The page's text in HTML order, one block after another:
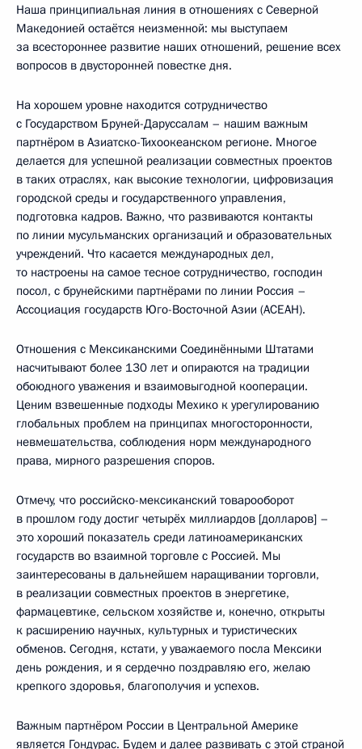
Наша принципиальная линия в отношениях с Северной
Македонией остаётся неизменной: мы выступаем
за всестороннее развитие наших отношений, решение всех
вопросов в двусторонней повестке дня.
На хорошем уровне находится сотрудничество
с Государством Бруней-Даруссалам – нашим важным
партнёром в Азиатско-Тихоокеанском регионе. Многое
делается для успешной реализации совместных проектов
в таких отраслях, как высокие технологии, цифровизация
городской среды и государственного управления,
подготовка кадров. Важно, что развиваются контакты
по линии мусульманских организаций и образовательных
учреждений. Что касается международных дел,
то настроены на самое тесное сотрудничество, господин
посол, с брунейскими партнёрами по линии Россия –
Ассоциация государств Юго-Восточной Азии (АСЕАН).
Отношения с Мексиканскими Соединёнными Штатами
насчитывают более 130 лет и опираются на традиции
обоюдного уважения и взаимовыгодной кооперации.
Ценим взвешенные подходы Мехико к урегулированию
глобальных проблем на принципах многосторонности,
невмешательства, соблюдения норм международного
права, мирного разрешения споров.
Отмечу, что российско-мексиканский товарооборот
в прошлом году достиг четырёх миллиардов [долларов] –
это хороший показатель среди латиноамериканских
государств во взаимной торговле с Россией. Мы
заинтересованы в дальнейшем наращивании торговли,
в реализации совместных проектов в энергетике,
фармацевтике, сельском хозяйстве и, конечно, открыты
к расширению научных, культурных и туристических
обменов. Сегодня, кстати, у уважаемого посла Мексики
день рождения, и я сердечно поздравляю его, желаю
крепкого здоровья, благополучия и успехов.
Важным партнёром России в Центральной Америке
является Гондурас. Будем и далее развивать с этой страной